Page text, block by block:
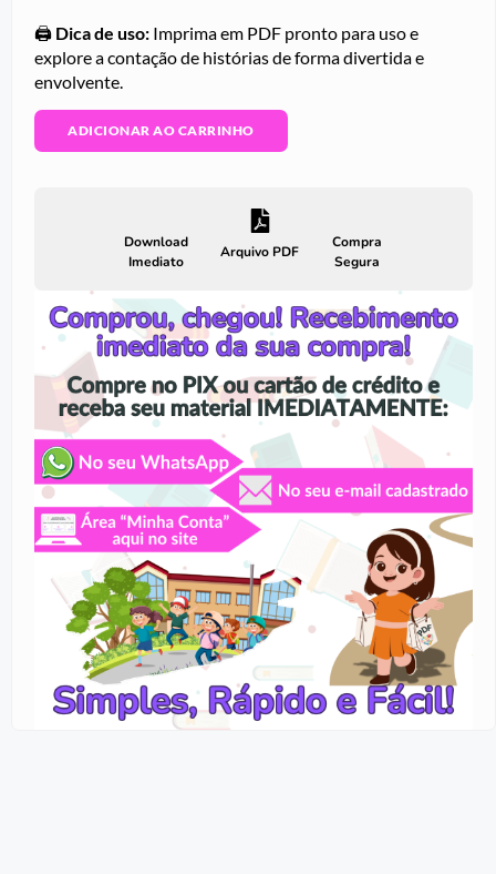
🖨️ Dica de uso: Imprima em PDF pronto para uso e
explore a contação de histórias de forma divertida e
envolvente.
ADICIONAR AO CARRINHO
Download
Imediato
Arquivo PDF
Compra
Segura